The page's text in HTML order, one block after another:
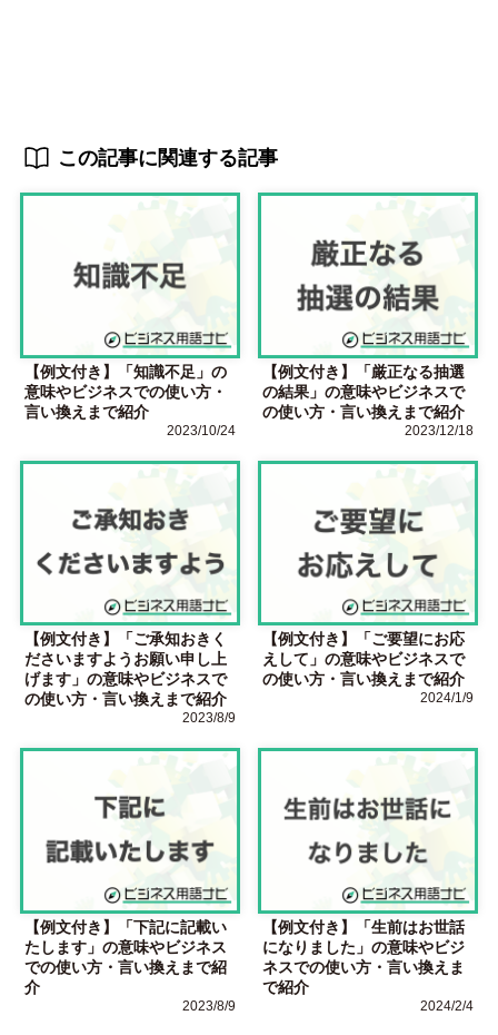
この記事に関連する記事
【例文付き】「知識不足」の
意味やビジネスでの使い方・
言い換えまで紹介
2023/10/24
【例文付き】「厳正なる抽選
の結果」の意味やビジネスで
の使い方・言い換えまで紹介
2023/12/18
【例文付き】「ご承知おきく
ださいますようお願い申し上
げます」の意味やビジネスで
の使い方・言い換えまで紹介
2023/8/9
【例文付き】「ご要望にお応
えして」の意味やビジネスで
の使い方・言い換えまで紹介
2024/1/9
【例文付き】「下記に記載い
たします」の意味やビジネス
での使い方・言い換えまで紹
介
2023/8/9
【例文付き】「生前はお世話
になりました」の意味やビジ
ネスでの使い方・言い換えま
で紹介
2024/2/4